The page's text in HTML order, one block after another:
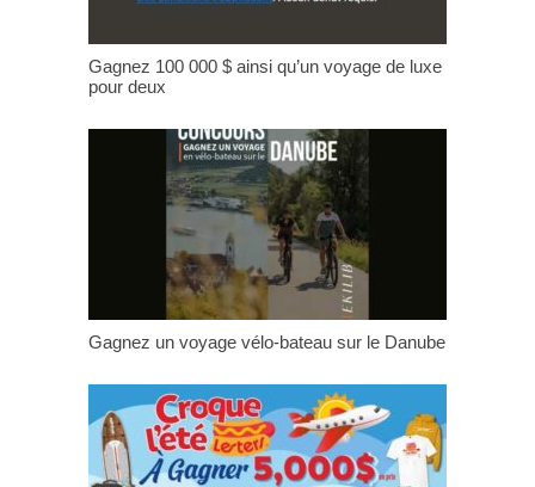
Gagnez 100 000 $ ainsi qu’un voyage de luxe
pour deux
Gagnez un voyage vélo-bateau sur le Danube